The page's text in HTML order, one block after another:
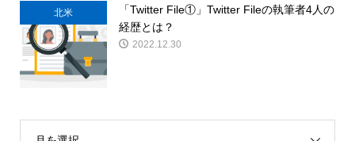
北米
「Twitter File①」Twitter Fileの執筆者4人の
経歴とは？
2022.12.30